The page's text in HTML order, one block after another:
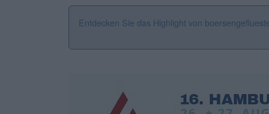
Entdecken Sie das Highlight von